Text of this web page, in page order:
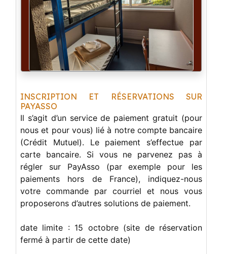
INSCRIPTION ET RÉSERVATIONS SUR
PAYASSO
Il s’agit d’un service de paiement gratuit (pour
nous et pour vous) lié à notre compte bancaire
(Crédit Mutuel). Le paiement s’effectue par
carte bancaire. Si vous ne parvenez pas à
régler sur PayAsso (par exemple pour les
paiements hors de France), indiquez-nous
votre commande par courriel et nous vous
proposerons d’autres solutions de paiement.
date limite : 15 octobre (site de réservation
fermé à partir de cette date)